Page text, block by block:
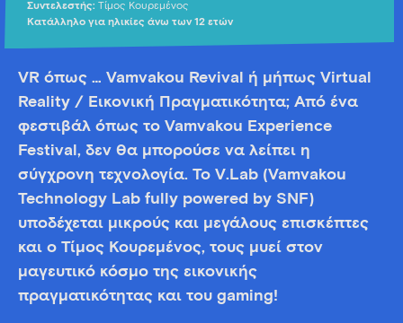
Συντελεστής: Τίμος Κουρεμένος
Κατάλληλο για ηλικίες άνω των 12 ετών
VR όπως … Vamvakou Revival ή μήπως Virtual
Reality / Εικονική Πραγματικότητα; Από ένα
φεστιβάλ όπως το Vamvakou Experience
Festival, δεν θα μπορούσε να λείπει η
σύγχρονη τεχνολογία. Το V.Lab (Vamvakou
Technology Lab fully powered by SNF)
υποδέχεται μικρούς και μεγάλους επισκέπτες
και ο Τίμος Κουρεμένος, τους μυεί στον
μαγευτικό κόσμο της εικονικής
πραγματικότητας και του gaming!